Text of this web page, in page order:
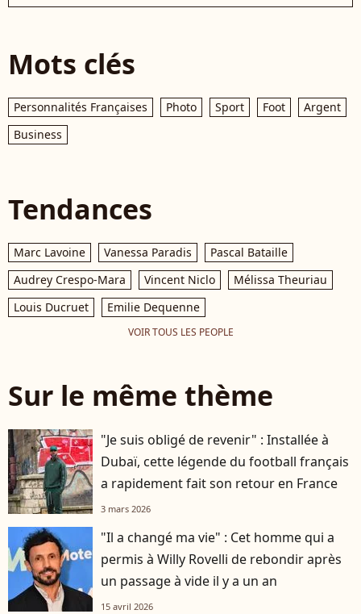
Mots clés
Personnalités Françaises Photo Sport Foot
Argent
Business
Tendances
Marc Lavoine Vanessa Paradis
Pascal Bataille
Audrey Crespo-Mara
Vincent Niclo
Mélissa Theuriau
Louis Ducruet
Emilie Dequenne
VOIR TOUS LES PEOPLE
Sur le même thème
"Je suis obligé de revenir" : Installée à
Dubaï, cette légende du football français
a rapidement fait son retour en France
3 mars 2026
"Il a changé ma vie" : Cet homme qui a
permis à Willy Rovelli de rebondir après
un passage à vide il y a un an
15 avril 2026